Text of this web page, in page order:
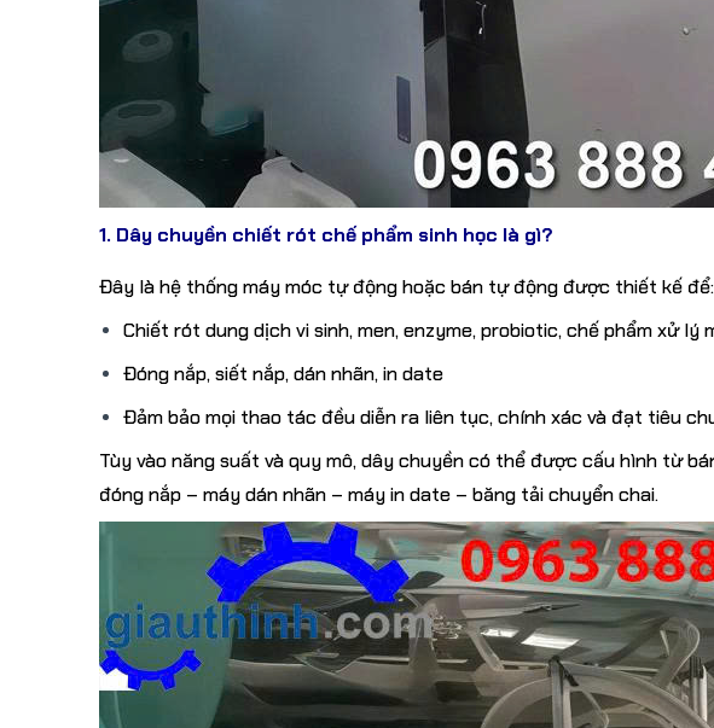
1. Dây chuyền chiết rót chế phẩm sinh học là gì?
Đây là hệ thống máy móc tự động hoặc bán tự động được thiết kế để:
Chiết rót dung dịch vi sinh, men, enzyme, probiotic, chế phẩm xử lý
Đóng nắp, siết nắp, dán nhãn, in date
Đảm bảo mọi thao tác đều diễn ra liên tục, chính xác và đạt tiêu
Tùy vào năng suất và quy mô, dây chuyền có thể được cấu hình từ
đóng nắp – máy dán nhãn – máy in date – băng tải chuyển chai.